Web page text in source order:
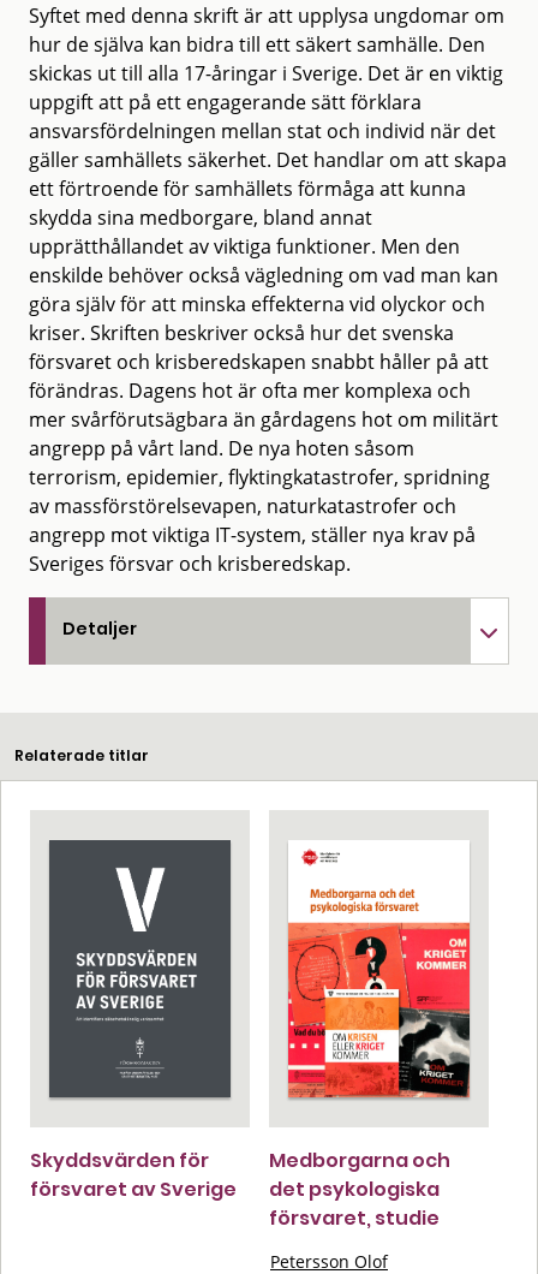
Syftet med denna skrift är att upplysa ungdomar om
hur de själva kan bidra till ett säkert samhälle. Den
skickas ut till alla 17-åringar i Sverige. Det är en viktig
uppgift att på ett engagerande sätt förklara
ansvarsfördelningen mellan stat och individ när det
gäller samhällets säkerhet. Det handlar om att skapa
ett förtroende för samhällets förmåga att kunna
skydda sina medborgare, bland annat
upprätthållandet av viktiga funktioner. Men den
enskilde behöver också vägledning om vad man kan
göra själv för att minska effekterna vid olyckor och
kriser. Skriften beskriver också hur det svenska
försvaret och krisberedskapen snabbt håller på att
förändras. Dagens hot är ofta mer komplexa och
mer svårförutsägbara än gårdagens hot om militärt
angrepp på vårt land. De nya hoten såsom
terrorism, epidemier, flyktingkatastrofer, spridning
av massförstörelsevapen, naturkatastrofer och
angrepp mot viktiga IT-system, ställer nya krav på
Sveriges försvar och krisberedskap.
Detaljer
Relaterade titlar
Skyddsvärden för
försvaret av Sverige
Medborgarna och
det psykologiska
försvaret, studie
Petersson Olof